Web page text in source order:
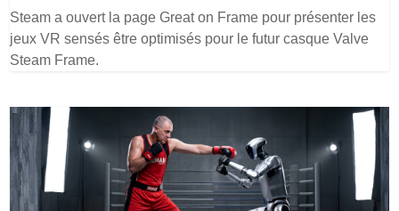
Steam a ouvert la page Great on Frame pour présenter les
jeux VR sensés être optimisés pour le futur casque Valve
Steam Frame.